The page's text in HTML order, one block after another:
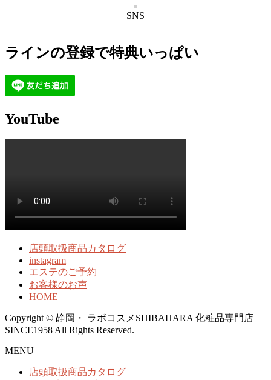
SNS
ラインの登録で特典いっぱい
YouTube
店頭取扱商品カタログ
instagram
エステのご予約
お客様のお声
HOME
Copyright © 静岡・ ラボコスメSHIBAHARA 化粧品専門店
SINCE1958 All Rights Reserved.
MENU
店頭取扱商品カタログ